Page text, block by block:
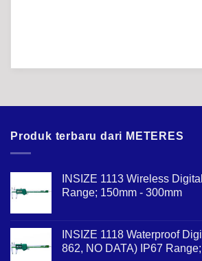
Produk terbaru dari METERES
INSIZE 1113 Wireless
Range; 150mm - 300mm
INSIZE 1118 Waterproof
862, NO DATA) IP67